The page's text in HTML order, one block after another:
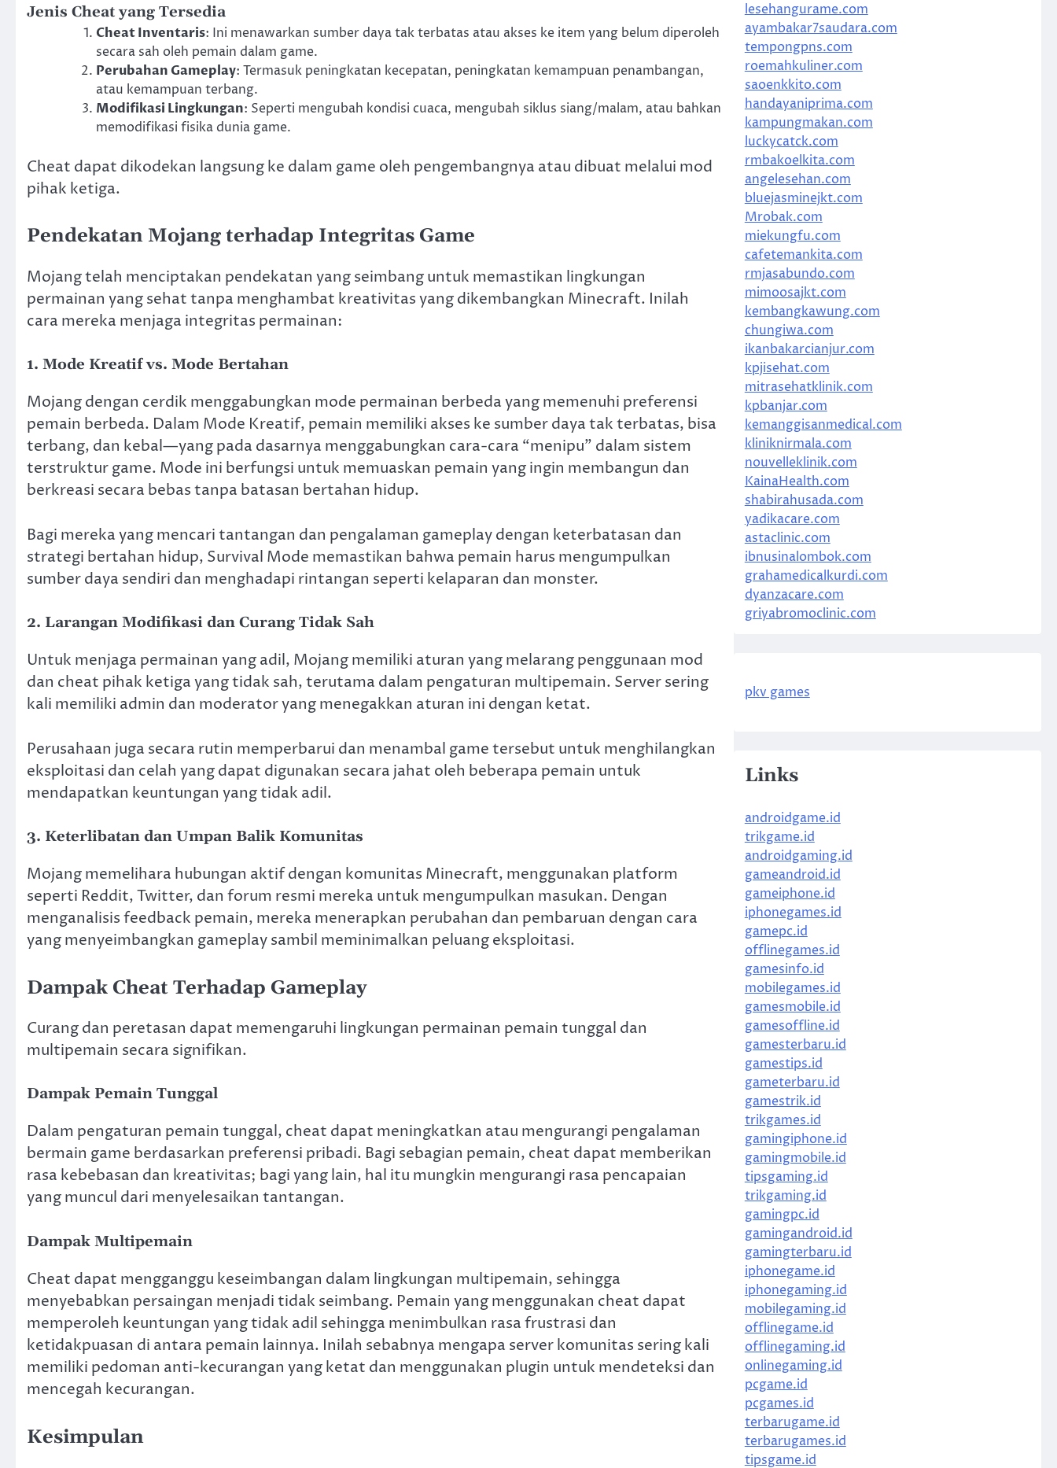
Jenis Cheat yang Tersedia
Cheat Inventaris: Ini menawarkan sumber daya tak terbatas atau akses ke item yang belum diperoleh
secara sah oleh pemain dalam game.
Perubahan Gameplay: Termasuk peningkatan kecepatan, peningkatan kemampuan penambangan,
atau kemampuan terbang.
Modifikasi Lingkungan: Seperti mengubah kondisi cuaca, mengubah siklus siang/malam, atau bahkan
memodifikasi fisika dunia game.
Cheat dapat dikodekan langsung ke dalam game oleh pengembangnya atau dibuat melalui mod
pihak ketiga.
Pendekatan Mojang terhadap Integritas Game
Mojang telah menciptakan pendekatan yang seimbang untuk memastikan lingkungan
permainan yang sehat tanpa menghambat kreativitas yang dikembangkan Minecraft. Inilah
cara mereka menjaga integritas permainan:
1. Mode Kreatif vs. Mode Bertahan
Mojang dengan cerdik menggabungkan mode permainan berbeda yang memenuhi preferensi
pemain berbeda. Dalam Mode Kreatif, pemain memiliki akses ke sumber daya tak terbatas, bisa
terbang, dan kebal—yang pada dasarnya menggabungkan cara-cara “menipu” dalam sistem
terstruktur game. Mode ini berfungsi untuk memuaskan pemain yang ingin membangun dan
berkreasi secara bebas tanpa batasan bertahan hidup.
Bagi mereka yang mencari tantangan dan pengalaman gameplay dengan keterbatasan dan
strategi bertahan hidup, Survival Mode memastikan bahwa pemain harus mengumpulkan
sumber daya sendiri dan menghadapi rintangan seperti kelaparan dan monster.
2. Larangan Modifikasi dan Curang Tidak Sah
Untuk menjaga permainan yang adil, Mojang memiliki aturan yang melarang penggunaan mod
dan cheat pihak ketiga yang tidak sah, terutama dalam pengaturan multipemain. Server sering
kali memiliki admin dan moderator yang menegakkan aturan ini dengan ketat.
Perusahaan juga secara rutin memperbarui dan menambal game tersebut untuk menghilangkan
eksploitasi dan celah yang dapat digunakan secara jahat oleh beberapa pemain untuk
mendapatkan keuntungan yang tidak adil.
3. Keterlibatan dan Umpan Balik Komunitas
Mojang memelihara hubungan aktif dengan komunitas Minecraft, menggunakan platform
seperti Reddit, Twitter, dan forum resmi mereka untuk mengumpulkan masukan. Dengan
menganalisis feedback pemain, mereka menerapkan perubahan dan pembaruan dengan cara
yang menyeimbangkan gameplay sambil meminimalkan peluang eksploitasi.
Dampak Cheat Terhadap Gameplay
Curang dan peretasan dapat memengaruhi lingkungan permainan pemain tunggal dan
multipemain secara signifikan.
Dampak Pemain Tunggal
Dalam pengaturan pemain tunggal, cheat dapat meningkatkan atau mengurangi pengalaman
bermain game berdasarkan preferensi pribadi. Bagi sebagian pemain, cheat dapat memberikan
rasa kebebasan dan kreativitas; bagi yang lain, hal itu mungkin mengurangi rasa pencapaian
yang muncul dari menyelesaikan tantangan.
Dampak Multipemain
Cheat dapat mengganggu keseimbangan dalam lingkungan multipemain, sehingga
menyebabkan persaingan menjadi tidak seimbang. Pemain yang menggunakan cheat dapat
memperoleh keuntungan yang tidak adil sehingga menimbulkan rasa frustrasi dan
ketidakpuasan di antara pemain lainnya. Inilah sebabnya mengapa server komunitas sering kali
memiliki pedoman anti-kecurangan yang ketat dan menggunakan plugin untuk mendeteksi dan
mencegah kecurangan.
Kesimpulan
lesehangurame.com
ayambakar7saudara.com
tempongpns.com
roemahkuliner.com
saoenkkito.com
handayaniprima.com
kampungmakan.com
luckycatck.com
rmbakoelkita.com
angelesehan.com
bluejasminejkt.com
Mrobak.com
miekungfu.com
cafetemankita.com
rmjasabundo.com
mimoosajkt.com
kembangkawung.com
chungiwa.com
ikanbakarcianjur.com
kpjisehat.com
mitrasehatklinik.com
kpbanjar.com
kemanggisanmedical.com
kliniknirmala.com
nouvelleklinik.com
KainaHealth.com
shabirahusada.com
yadikacare.com
astaclinic.com
ibnusinalombok.com
grahamedicalkurdi.com
dyanzacare.com
griyabromoclinic.com
pkv games
Links
androidgame.id
trikgame.id
androidgaming.id
gameandroid.id
gameiphone.id
iphonegames.id
gamepc.id
offlinegames.id
gamesinfo.id
mobilegames.id
gamesmobile.id
gamesoffline.id
gamesterbaru.id
gamestips.id
gameterbaru.id
gamestrik.id
trikgames.id
gamingiphone.id
gamingmobile.id
tipsgaming.id
trikgaming.id
gamingpc.id
gamingandroid.id
gamingterbaru.id
iphonegame.id
iphonegaming.id
mobilegaming.id
offlinegame.id
offlinegaming.id
onlinegaming.id
pcgame.id
pcgames.id
terbarugame.id
terbarugames.id
tipsgame.id